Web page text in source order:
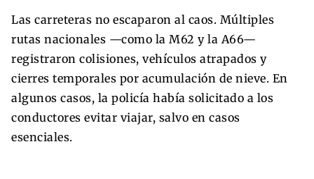
Las carreteras no escaparon al caos. Múltiples
rutas nacionales —como la M62 y la A66—
registraron colisiones, vehículos atrapados y
cierres temporales por acumulación de nieve. En
algunos casos, la policía había solicitado a los
conductores evitar viajar, salvo en casos
esenciales.